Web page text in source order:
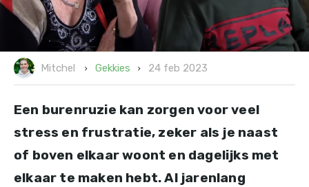
Mitchel Gekkies 24 feb 2023
Een burenruzie kan zorgen voor veel
stress en frustratie, zeker als je naast
of boven elkaar woont en dagelijks met
elkaar te maken hebt. Al jarenlang